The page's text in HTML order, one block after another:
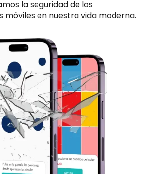
la seguridad de los
móviles en nuestra vida moderna.